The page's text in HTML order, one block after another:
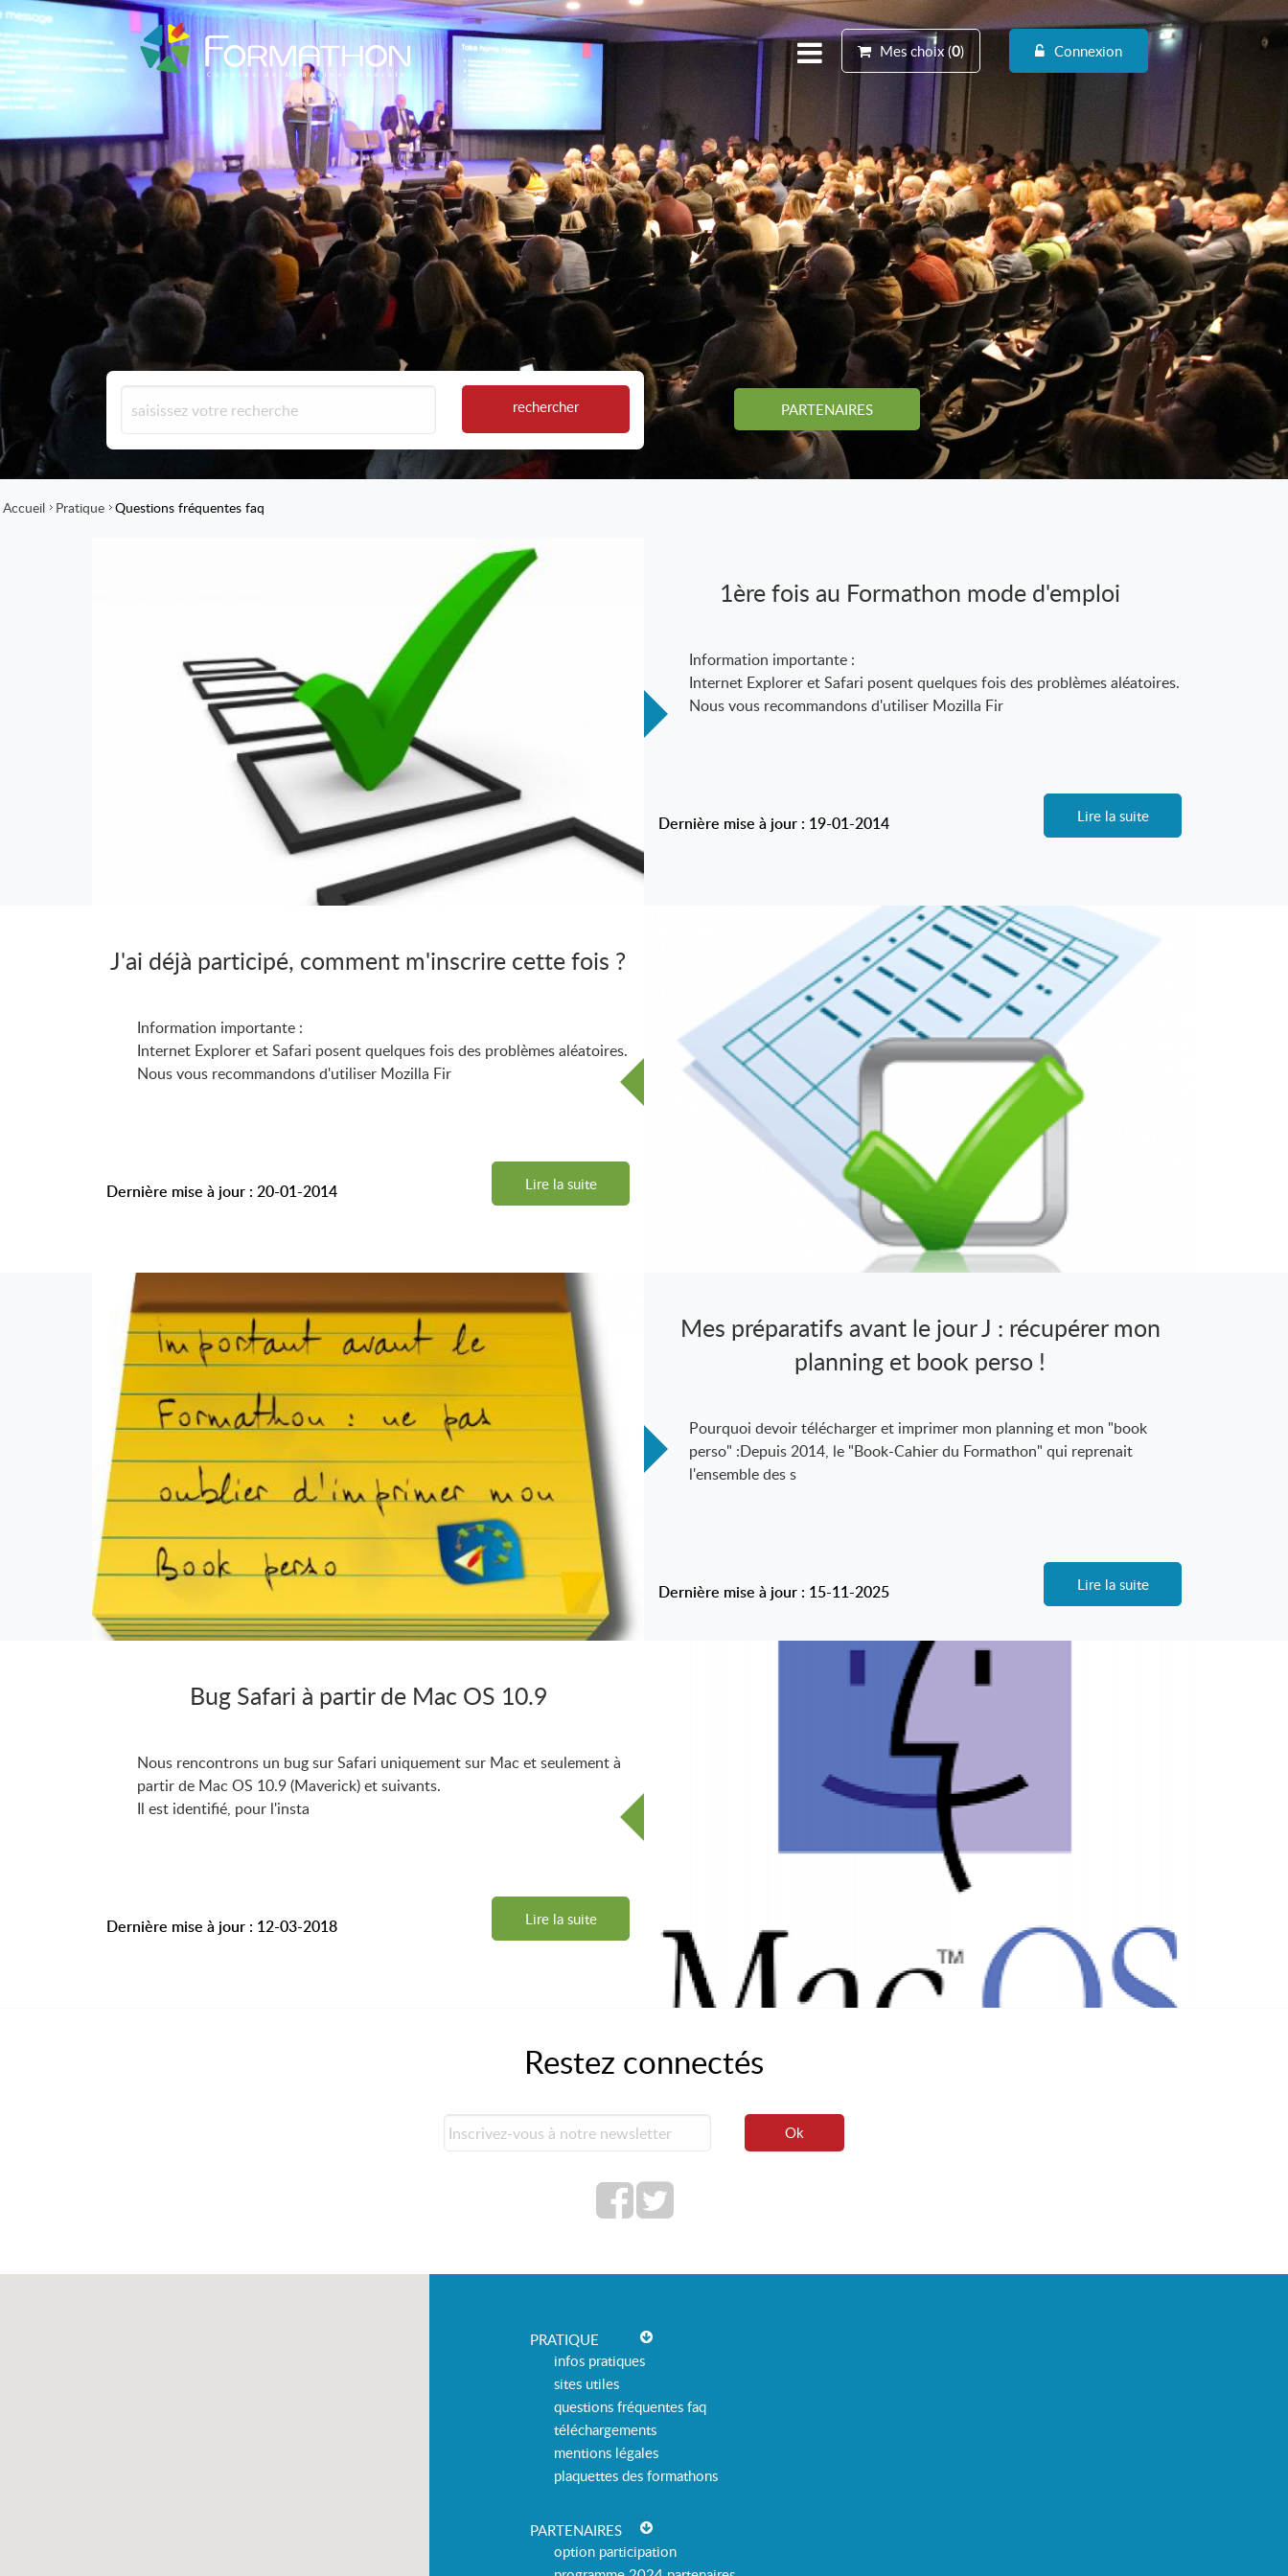
Mes choix (0) Connexion
rechercher PARTENAIRES
Accueil Pratique Questions fréquentes faq
1ère fois au Formathon mode d'emploi
Information importante :
Internet Explorer et Safari posent quelques fois des problèmes aléatoires.
Nous vous recommandons d'utiliser Mozilla Fir
Dernière mise à jour : 19-01-2014 Lire la suite
J'ai déjà participé, comment m'inscrire cette fois ?
Information importante :
Internet Explorer et Safari posent quelques fois des problèmes aléatoires.
Nous vous recommandons d'utiliser Mozilla Fir
Dernière mise à jour : 20-01-2014 Lire la suite
Mes préparatifs avant le jour J : récupérer mon
planning et book perso !
Pourquoi devoir télécharger et imprimer mon planning et mon "book
perso" :Depuis 2014, le "Book-Cahier du Formathon" qui reprenait
l'ensemble des s
Dernière mise à jour : 15-11-2025 Lire la suite
Bug Safari à partir de Mac OS 10.9
Nous rencontrons un bug sur Safari uniquement sur Mac et seulement à
partir de Mac OS 10.9 (Maverick) et suivants.
Il est identifié, pour l'insta
Dernière mise à jour : 12-03-2018 Lire la suite
PRATIQUE
infos pratiques
sites utiles
questions fréquentes faq
téléchargements
mentions légales
plaquettes des formathons
PARTENAIRES
option participation
Restez connectés